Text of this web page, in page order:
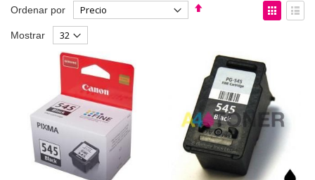
Ordenar por
Fijar
Ver
como
Mostrar